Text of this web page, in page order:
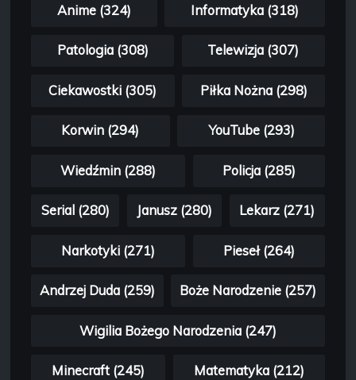
Anime (324) Informatyka (318)
Patologia (308) Telewizja (307)
Ciekawostki (305) Piłka Nożna (298)
Korwin (294) YouTube (293)
Wiedźmin (288) Policja (285)
Serial (280) Janusz (280) Lekarz (271)
Narkotyki (271) Pieseł (264)
Andrzej Duda (259) Boże Narodzenie (257)
Wigilia Bożego Narodzenia (247)
Minecraft (245) Matematyka (212)